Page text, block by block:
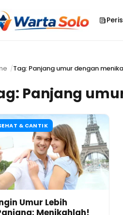
Tag: Panjang umur dengan
Panjang
& CANTIK
Umur Lebih